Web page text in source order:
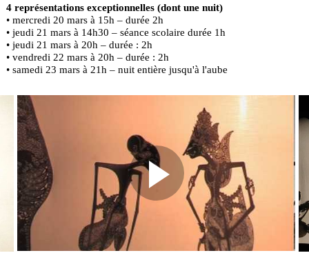
4 représentations exceptionnelles (dont une nuit)
• mercredi 20 mars à 15h – durée 2h
• jeudi 21 mars à 14h30 – séance scolaire durée 1h
• jeudi 21 mars à 20h – durée : 2h
• vendredi 22 mars à 20h – durée : 2h
• samedi 23 mars à 21h – nuit entière jusqu'à l'aube